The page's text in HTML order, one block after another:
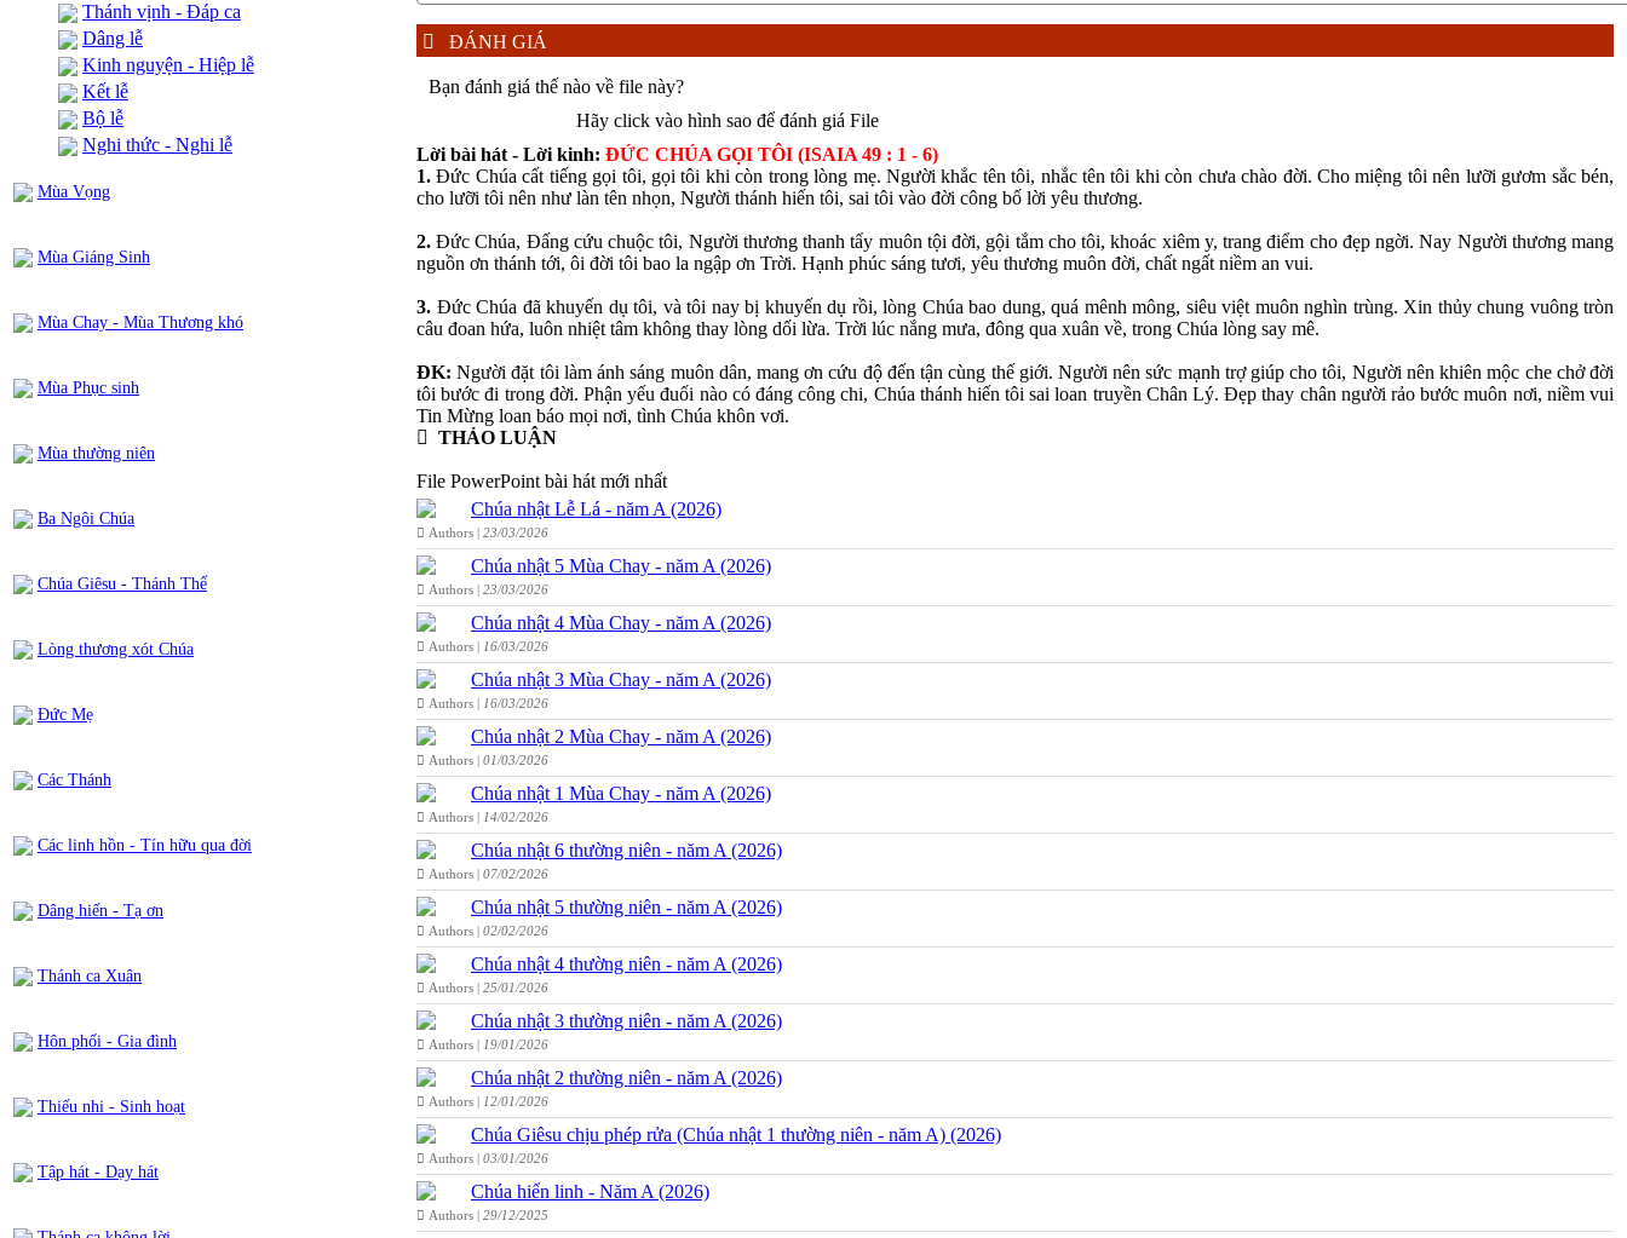
Thánh vịnh - Đáp ca
Dâng lễ
Kinh nguyện - Hiệp lễ
Kết lễ
Bộ lễ
Nghi thức - Nghi lễ
Mùa Vọng
Mùa Giáng Sinh
Mùa Chay - Mùa Thương khó
Mùa Phục sinh
Mùa thường niên
Ba Ngôi Chúa
Chúa Giêsu - Thánh Thể
Lòng thương xót Chúa
Đức Mẹ
Các Thánh
Các linh hồn - Tín hữu qua đời
Dâng hiến - Tạ ơn
Thánh ca Xuân
Hôn phối - Gia đình
Thiếu nhi - Sinh hoạt
Tập hát - Dạy hát
ĐÁNH GIÁ
Bạn đánh giá thế nào về file này?
Hãy click vào hình sao để đánh giá File
Lời bài hát - Lời kinh: ĐỨC CHÚA GỌI TÔI (ISAIA 49 : 1 - 6)
1.Đức Chúa cất tiếng gọi tôi, gọi tôi khi còn trong lòng mẹ. Người khắc tên tôi, nhắc tên tôi khi còn chưa chào đời. Cho miệng tôi nên lưỡi gươm sắc bén,
cho lưỡi tôi nên như làn tên nhọn, Người thánh hiến tôi, sai tôi vào đời công bố lời yêu thương.
2.Đức Chúa, Đấng cứu chuộc tôi, Người thương thanh tẩy muôn tội đời, gội tắm cho tôi, khoác xiêm y, trang điểm cho đẹp ngời. Nay Người thương mang
nguồn ơn thánh tới, ôi đời tôi bao la ngập ơn Trời. Hạnh phúc sáng tươi, yêu thương muôn đời, chất ngất niềm an vui.
3. Đức Chúa đã khuyến dụ tôi, và tôi nay bị khuyến dụ rồi, lòng Chúa bao dung, quá mênh mông, siêu việt muôn nghìn trùng. Xin thủy chung vuông tròn
câu đoan hứa, luôn nhiệt tâm không thay lòng dối lừa. Trời lúc nắng mưa, đông qua xuân về, trong Chúa lòng say mê.
ĐK:Người đặt tôi làm ánh sáng muôn dân, mang ơn cứu độ đến tận cùng thế giới. Người nên sức mạnh trợ giúp cho tôi, Người nên khiên mộc che chở đời
tôi bước đi trong đời. Phận yếu đuối nào có đáng công chi, Chúa thánh hiến tôi sai loan truyền Chân Lý. Đẹp thay chân người rảo bước muôn nơi, niềm vui
Tin Mừng loan báo mọi nơi, tình Chúa khôn vơi.
THẢO LUẬN
File PowerPoint bài hát mới nhất
Chúa nhật Lễ Lá - năm A (2026)
Authors | 23/03/2026
Chúa nhật 5 Mùa Chay - năm A (2026)
Authors | 23/03/2026
Chúa nhật 4 Mùa Chay - năm A (2026)
Authors | 16/03/2026
Chúa nhật 3 Mùa Chay - năm A (2026)
Authors | 16/03/2026
Chúa nhật 2 Mùa Chay - năm A (2026)
Authors | 01/03/2026
Chúa nhật 1 Mùa Chay - năm A (2026)
Authors | 14/02/2026
Chúa nhật 6 thường niên - năm A (2026)
Authors | 07/02/2026
Chúa nhật 5 thường niên - năm A (2026)
Authors | 02/02/2026
Chúa nhật 4 thường niên - năm A (2026)
Authors | 25/01/2026
Chúa nhật 3 thường niên - năm A (2026)
Authors | 19/01/2026
Chúa nhật 2 thường niên - năm A (2026)
Authors | 12/01/2026
Chúa Giêsu chịu phép rửa (Chúa nhật 1 thường niên - năm A) (2026)
Authors | 03/01/2026
Chúa hiển linh - Năm A (2026)
Authors | 29/12/2025